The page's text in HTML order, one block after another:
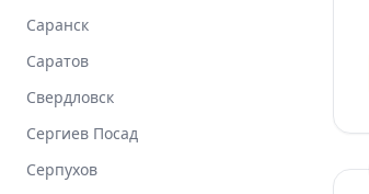
Саранск
Саратов
Свердловск
Сергиев Посад
Серпухов